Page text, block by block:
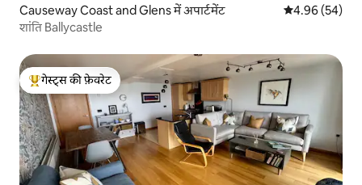
Causeway Coast and Glens में अपार्टमेंट औसत रेटिंग 5 में
4.96 (54)
शांति Ballycastle
गेस्ट्स का टॉप फ़ेवरेट
गेस्ट्स की फ़ेवरेट